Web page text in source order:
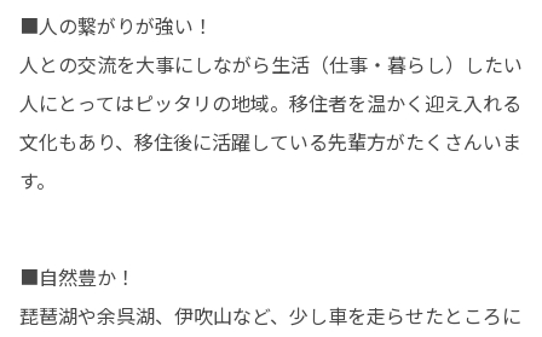
■人の繋がりが強い！
人との交流を大事にしながら生活（仕事・暮らし）したい
人にとってはピッタリの地域。移住者を温かく迎え入れる
文化もあり、移住後に活躍している先輩方がたくさんいま
す。
■自然豊か！
琵琶湖や余呉湖、伊吹山など、少し車を走らせたところに